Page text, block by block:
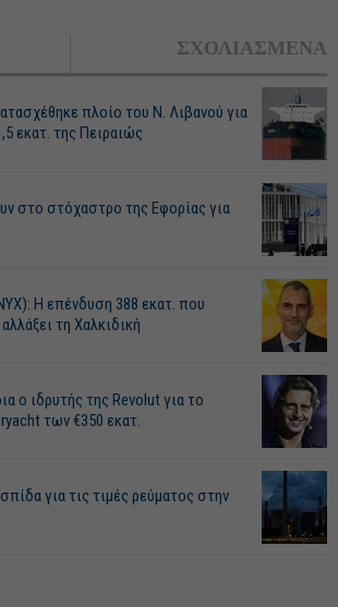
ΣΧΟΛΙΑΣΜΕΝΑ
πλοίο του Ν. Λιβανού για
εκατ. της Πειραιώς
στο στόχαστρο της Εφορίας για
Η επένδυση 388 εκατ. που
τη Χαλκιδική
ο ιδρυτής της Revolut για το
των €350 εκατ.
για τις τιμές ρεύματος στην